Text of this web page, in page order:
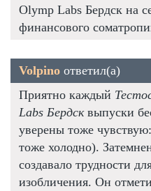
Olymp Labs Бердск на
финансового
Volpino ответил(а)
Приятно каждый
Labs Бердсквыпуски
уверены тоже
тоже холодно).
создавало трудности
изобличения. Он